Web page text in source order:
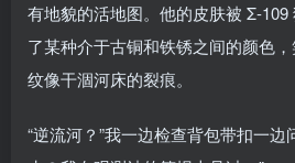
有地貌的活地图。他的皮肤被 Σ-
了某种介于古铜和铁锈之间的颜色
纹像干涸河床的裂痕。
“逆流河？”我一边检查背包带扣一边